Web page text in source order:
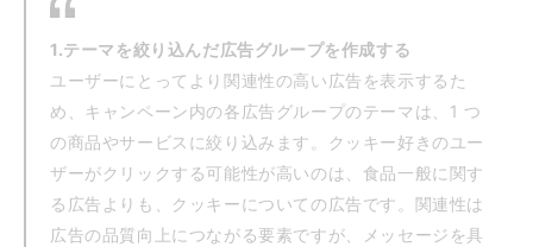
1.テーマを絞り込んだ広告グループを作成する
ユーザーにとってより関連性の高い広告を表示するた
め、キャンペーン内の各広告グループのテーマは、1 つ
の商品やサービスに絞り込みます。クッキー好きのユー
ザーがクリックする可能性が高いのは、食品一般に関す
る広告よりも、クッキーについての広告です。関連性は
広告の品質向上につながる要素ですが、メッセージを具